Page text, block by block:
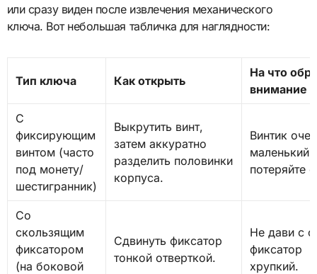
или сразу виден после извлечения механического
ключа. Вот небольшая табличка для наглядности:
Тип ключа Как открыть
На что
внимание
С
фиксирующим
винтом (часто
под монету/
шестигранник)
Выкрутить винт,
затем аккуратно
разделить половинки
корпуса.
Винтик
маленький,
потеряйте
Со
скользящим
фиксатором
(на боковой
Сдвинуть фиксатор
тонкой отверткой.
Не дави с
фиксатор
хрупкий.